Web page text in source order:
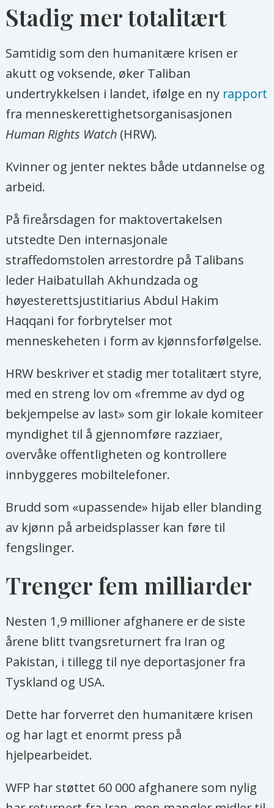
Stadig mer totalitært
Samtidig som den humanitære krisen er
akutt og voksende, øker Taliban
undertrykkelsen i landet, ifølge en ny rapport
fra menneskerettighetsorganisasjonen
Human Rights Watch (HRW).
Kvinner og jenter nektes både utdannelse og
arbeid.
På fireårsdagen for maktovertakelsen
utstedte Den internasjonale
straffedomstolen arrestordre på Talibans
leder Haibatullah Akhundzada og
høyesterettsjustitiarius Abdul Hakim
Haqqani for forbrytelser mot
menneskeheten i form av kjønnsforfølgelse.
HRW beskriver et stadig mer totalitært styre,
med en streng lov om «fremme av dyd og
bekjempelse av last» som gir lokale komiteer
myndighet til å gjennomføre razziaer,
overvåke offentligheten og kontrollere
innbyggeres mobiltelefoner.
Brudd som «upassende» hijab eller blanding
av kjønn på arbeidsplasser kan føre til
fengslinger.
Trenger fem milliarder
Nesten 1,9 millioner afghanere er de siste
årene blitt tvangsreturnert fra Iran og
Pakistan, i tillegg til nye deportasjoner fra
Tyskland og USA.
Dette har forverret den humanitære krisen
og har lagt et enormt press på
hjelpearbeidet.
WFP har støttet 60 000 afghanere som nylig